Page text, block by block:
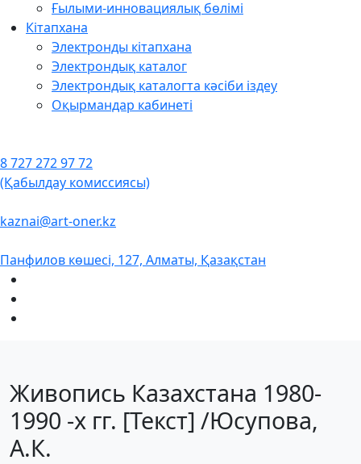
Ғылыми-инновациялық бөлімі
Кітапхана
Электронды кітапхана
Электрондық каталог
Электрондық каталогта кәсіби іздеу
Оқырмандар кабинеті
8 727 272 97 72
(Қабылдау комиссиясы)
kaznai@art-oner.kz
Панфилов көшесі, 127, Алматы, Қазақстан
Живопись Казахстана 1980-
1990 -х гг. [Текст] /Юсупова,
А.К.